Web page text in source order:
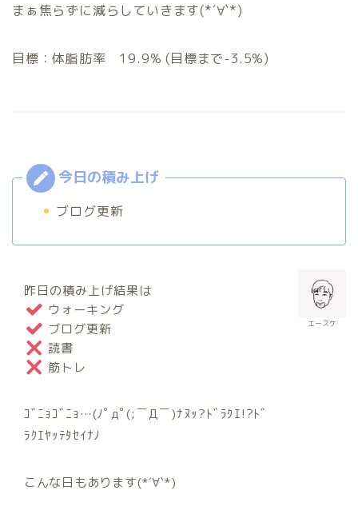
まぁ焦らずに減らしていきます(*´∀`*)
目標：体脂肪率 19.9% (目標まで-3.5%)
ブログ更新
エースケ
昨日の積み上げ結果は
ウォーキング
ブログ更新
読書
筋トレ
ｺﾞﾆｮｺﾞﾆｮ…(ﾉﾟдﾟ(;￣Д￣)ﾅﾇｯ?ﾄﾞﾗｸｴ!?ﾄﾞ
ﾗｸｴﾔｯﾃﾀｾｲﾅﾉ
こんな日もあります(*´∀`*)